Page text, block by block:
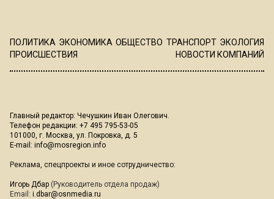
ПОЛИТИКА ЭКОНОМИКА ОБЩЕСТВО ТРАНСПОРТ ЭКОЛОГИЯ
ПРОИСШЕСТВИЯ
НОВОСТИ КОМПАНИЙ
Главный редактор: Чечушкин Иван Олегович.
Телефон редакции: +7 495 795-53-05
101000, г. Москва, ул. Покровка, д. 5
E-mail: info@mosregion.info
Реклама, спецпроекты и иное сотрудничество:
Игорь Дбар (Руководитель отдела продаж)
Email: i.dbar@osnmedia.ru